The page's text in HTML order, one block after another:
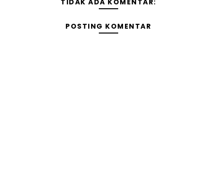
TIDAK ADA KOMENTAR:
POSTING KOMENTAR